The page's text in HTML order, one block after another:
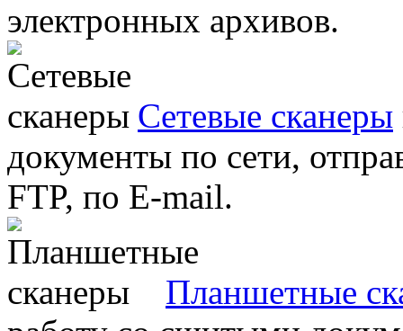
электронных архивов.
Сетевые сканеры
документы по сети,
FTP, по E-mail.
Планшетные